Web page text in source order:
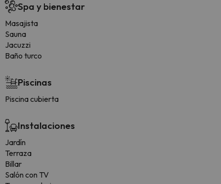
Spa y bienestar
Masajista
Sauna
Jacuzzi
Baño turco
Piscinas
Piscina cubierta
Instalaciones
Jardín
Terraza
Billar
Salón con TV